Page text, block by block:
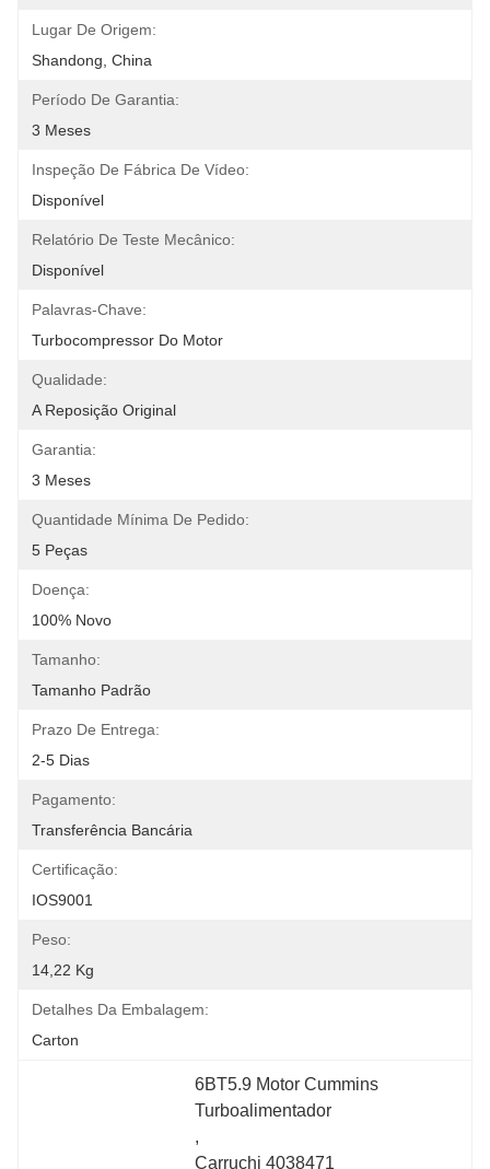
Lugar De Origem:
Shandong, China
Período De Garantia:
3 Meses
Inspeção De Fábrica De Vídeo:
Disponível
Relatório De Teste Mecânico:
Disponível
Palavras-Chave:
Turbocompressor Do Motor
Qualidade:
A Reposição Original
Garantia:
3 Meses
Quantidade Mínima De Pedido:
5 Peças
Doença:
100% Novo
Tamanho:
Tamanho Padrão
Prazo De Entrega:
2-5 Dias
Pagamento:
Transferência Bancária
Certificação:
IOS9001
Peso:
14,22 Kg
Detalhes Da Embalagem:
Carton
6BT5.9 Motor Cummins
Turboalimentador
,
Carruchi 4038471